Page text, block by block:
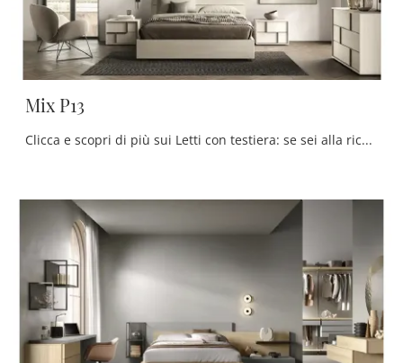
Mix P13
Clicca e scopri di più sui Letti con testiera: se sei alla ricerca di modelli matrimoniali moderni, il modello Mix P13 Moretti Compact Giorno Notte ...